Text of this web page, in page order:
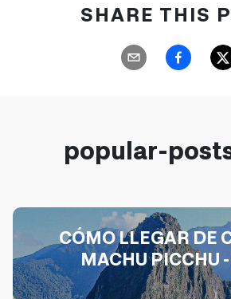
SHARE THIS
popular-
CÓMO LLEGAR DE
MACHU PICCHU